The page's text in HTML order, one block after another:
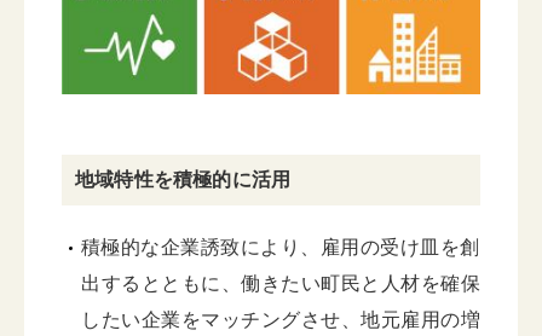
地域特性を積極的に活用
積極的な企業誘致により、雇用の受け皿を創
出するとともに、働きたい町民と人材を確保
したい企業をマッチングさせ、地元雇用の増